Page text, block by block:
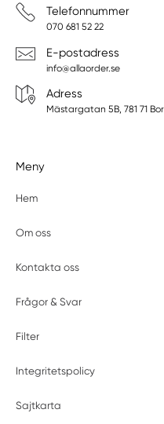
Telefonnummer
070 681 52 22
E-postadress
info@allaorder.se
Adress
Mästargatan 5B, 781 71
Meny
Hem
Om oss
Kontakta oss
Frågor & Svar
Filter
Integritetspolicy
Sajtkarta